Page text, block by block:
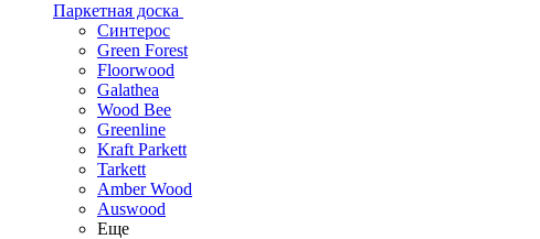
Паркетная доска
Синтерос
Green Forest
Floorwood
Galathea
Wood Bee
Greenline
Kraft Parkett
Tarkett
Amber Wood
Auswood
Еще